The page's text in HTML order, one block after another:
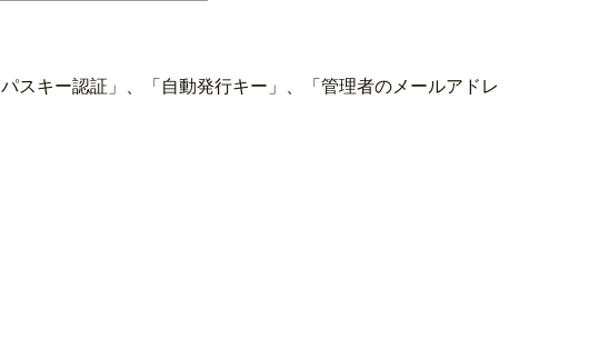
パスキー認証 」、「自動発行キー」、「管理者のメールアドレ